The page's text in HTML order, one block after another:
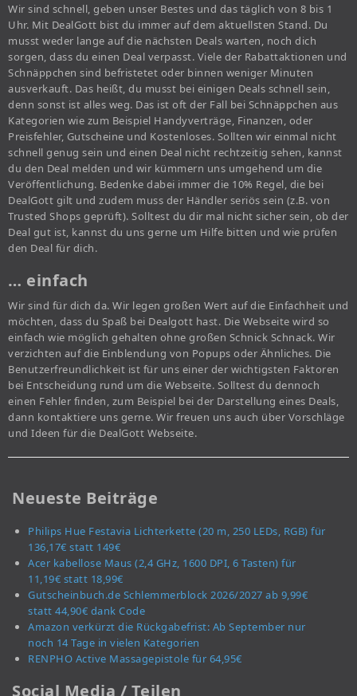
Wir sind schnell, geben unser Bestes und das täglich von 8 bis 1
Uhr. Mit DealGott bist du immer auf dem aktuellsten Stand. Du
musst weder lange auf die nächsten Deals warten, noch dich
sorgen, dass du einen Deal verpasst. Viele der Rabattaktionen und
Schnäppchen sind befristetet oder binnen weniger Minuten
ausverkauft. Das heißt, du musst bei einigen Deals schnell sein,
denn sonst ist alles weg. Das ist oft der Fall bei Schnäppchen aus
Kategorien wie zum Beispiel Handyverträge, Finanzen, oder
Preisfehler, Gutscheine und Kostenloses. Sollten wir einmal nicht
schnell genug sein und einen Deal nicht rechtzeitig sehen, kannst
du den Deal melden und wir kümmern uns umgehend um die
Veröffentlichung. Bedenke dabei immer die 10% Regel, die bei
DealGott gilt und zudem muss der Händler seriös sein (z.B. von
Trusted Shops geprüft). Solltest du dir mal nicht sicher sein, ob der
Deal gut ist, kannst du uns gerne um Hilfe bitten und wie prüfen
den Deal für dich.
… einfach
Wir sind für dich da. Wir legen großen Wert auf die Einfachheit und
möchten, dass du Spaß bei Dealgott hast. Die Webseite wird so
einfach wie möglich gehalten ohne großen Schnick Schnack. Wir
verzichten auf die Einblendung von Popups oder Ähnliches. Die
Benutzerfreundlichkeit ist für uns einer der wichtigsten Faktoren
bei Entscheidung rund um die Webseite. Solltest du dennoch
einen Fehler finden, zum Beispiel bei der Darstellung eines Deals,
dann kontaktiere uns gerne. Wir freuen uns auch über Vorschläge
und Ideen für die DealGott Webseite.
Neueste Beiträge
Philips Hue Festavia Lichterkette (20 m, 250 LEDs, RGB) für
136,17€ statt 149€
Acer kabellose Maus (2,4 GHz, 1600 DPI, 6 Tasten) für
11,19€ statt 18,99€
Gutscheinbuch.de Schlemmerblock 2026/2027 ab 9,99€
statt 44,90€ dank Code
Amazon verkürzt die Rückgabefrist: Ab September nur
noch 14 Tage in vielen Kategorien
RENPHO Active Massagepistole für 64,95€
Social Media / Teilen